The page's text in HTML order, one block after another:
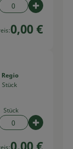
0,00 €
Stück
Stück